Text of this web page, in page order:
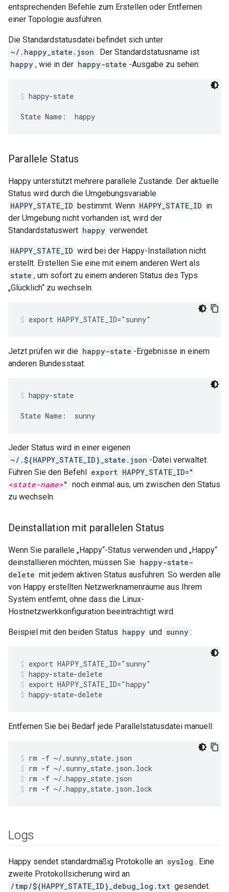
entsprechenden Befehle zum Erstellen oder Entfernen
einer Topologie ausführen.
Die Standardstatusdatei befindet sich unter
~/.happy_state.json . Der Standardstatusname ist
happy , wie in der happy-state -Ausgabe zu sehen:
happy-state
State Name:  happy
Parallele Status
Happy unterstützt mehrere parallele Zustände. Der aktuelle
Status wird durch die Umgebungsvariable
HAPPY_STATE_ID bestimmt. Wenn HAPPY_STATE_ID in
der Umgebung nicht vorhanden ist, wird der
Standardstatuswert happy verwendet.
HAPPY_STATE_ID wird bei der Happy-Installation nicht
erstellt. Erstellen Sie eine mit einem anderen Wert als
state , um sofort zu einem anderen Status des Typs
„Glücklich“ zu wechseln.
export HAPPY_STATE_ID="sunny"
Jetzt prüfen wir die happy-state -Ergebnisse in einem
anderen Bundesstaat:
happy-state
State Name:  sunny
Jeder Status wird in einer eigenen
~/.${HAPPY_STATE_ID}_state.json -Datei verwaltet.
Führen Sie den Befehl export HAPPY_STATE_ID="
<state-name>" noch einmal aus, um zwischen den Status
zu wechseln.
Deinstallation mit parallelen Status
Wenn Sie parallele „Happy“-Status verwenden und „Happy“
deinstallieren möchten, müssen Sie happy-state-
delete mit jedem aktiven Status ausführen. So werden alle
von Happy erstellten Netzwerknamenräume aus Ihrem
System entfernt, ohne dass die Linux-
Hostnetzwerkkonfiguration beeinträchtigt wird.
Beispiel mit den beiden Status happy und sunny :
export HAPPY_STATE_ID="sunny"
happy-state-delete
export HAPPY_STATE_ID="happy"
happy-state-delete
Entfernen Sie bei Bedarf jede Parallelstatusdatei manuell:
rm -f ~/.sunny_state.json
rm -f ~/.sunny_state.json.lock
rm -f ~/.happy_state.json
rm -f ~/.happy_state.json.lock
Logs
Happy sendet standardmäßig Protokolle an syslog . Eine
zweite Protokollsicherung wird an
/tmp/${HAPPY_STATE_ID}_debug_log.txt gesendet.